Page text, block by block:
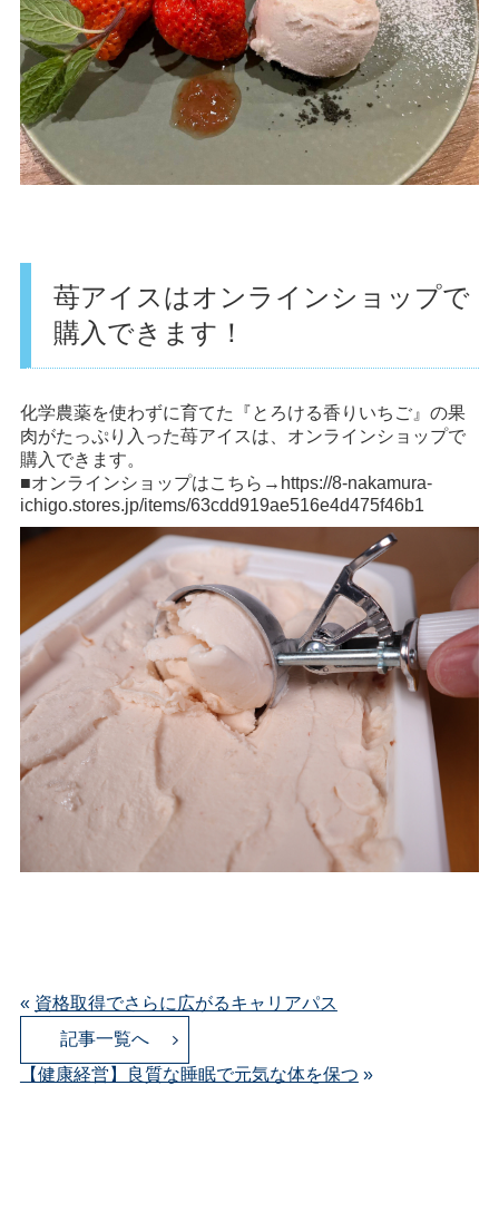
苺アイスはオンラインショップで
購入できます！
化学農薬を使わずに育てた『とろける香りいちご』の果
肉がたっぷり入った苺アイスは、オンラインショップで
購入できます。
■オンラインショップはこちら→ https://8-nakamura-
ichigo.stores.jp/items/63cdd919ae516e4d475f46b1
« 資格取得でさらに広がるキャリアパス
記事一覧へ
【健康経営】良質な睡眠で元気な体を保つ »